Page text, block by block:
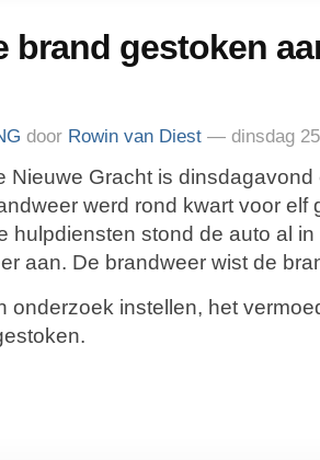
brand gestoken
door Rowin van Diest — dinsdag
Nieuwe Gracht is
werd rond kwart voor elf
hulpdiensten stond de auto al
aan. De brandweer wist de
onderzoek instellen, het